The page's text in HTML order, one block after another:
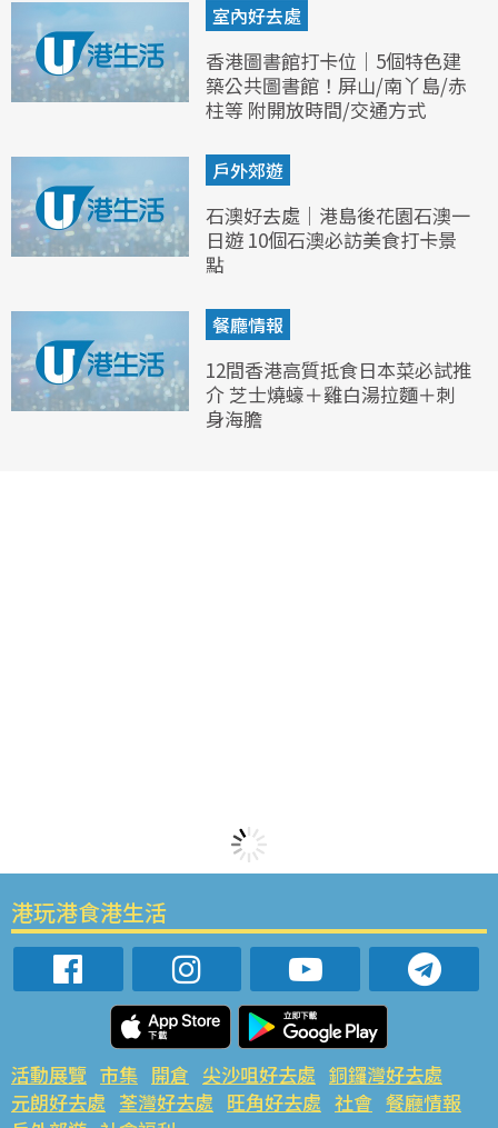
室內好去處
香港圖書館打卡位｜5個特色建
築公共圖書館！屏山/南丫島/赤
柱等 附開放時間/交通方式
戶外郊遊
石澳好去處｜港島後花園石澳一
日遊 10個石澳必訪美食打卡景
點
餐廳情報
12間香港高質抵食日本菜必試推
介 芝士燒蠔＋雞白湯拉麵＋刺
身海膽
港玩港食港生活
活動展覽 市集 開倉 尖沙咀好去處 銅鑼灣好去處
元朗好去處 荃灣好去處 旺角好去處 社會 餐廳情報